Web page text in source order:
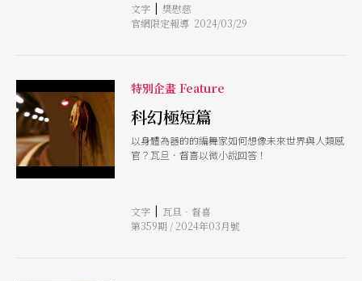
條件下，AI生成的藝術又該歸類為發明或發現？若
有機會和黃仁勳請益，我會設法說服他，除了生命
文字 | 樊慰慈
官網限定報導 2024/03/29
特別企畫 Feature
科幻極短篇
以身體為器的的編舞家如何想像未來世界與人類感
官？瓦旦．督喜以微小說回答！
文字 | 瓦旦．督喜
第359期 / 2024年03月號